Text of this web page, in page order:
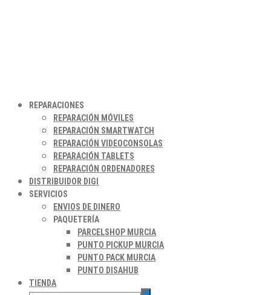
REPARACIONES
REPARACIÓN MÓVILES
REPARACIÓN SMARTWATCH
REPARACIÓN VIDEOCONSOLAS
REPARACIÓN TABLETS
REPARACIÓN ORDENADORES
DISTRIBUIDOR DIGI
SERVICIOS
ENVIOS DE DINERO
PAQUETERÍA
PARCELSHOP MURCIA
PUNTO PICKUP MURCIA
PUNTO PACK MURCIA
PUNTO DISAHUB
TIENDA